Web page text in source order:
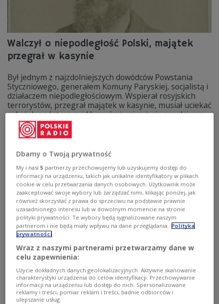
Walczył o niepodległość Polski, majątek
przegrał w kasynie
Był jednym z najzdolniejszych dowódców Powstania
Styczniowego, generałem Komuny Paryskiej, socjalistą i
działaczem niepodległościowym. Wspierał rosyjskich
terrorystów, przegrał majątek w kasynie, musiał uciekać
z dwóch państw przed karą śmierci, a życie zawdzięcza
ciotce Marii Curie-Skłodowskiej. 5 grudnia 1836 roku
urodził się Walery Wróblewski, dla którego
najważniejsze było odzyskanie niepodległości przez
Polskę.
Zobacz więcej na temat:historia Polski
Powstanie Styczniowe
Komuna Paryska Jarosław Dąbrowski
Polska Partia Socjalistyczna
Dbamy o Twoją prywatność
My i nasi5 partnerzy przechowujemy lub uzyskujemy dostęp do
informacji na urządzeniu, takich jak unikalne identyfikatory w plikach
cookie w celu przetwarzania danych osobowych. Użytkownik może
zaakceptować swoje wybory lub zarządzać nimi, klikając poniżej, jak
również skorzystać z prawa do sprzeciwu na podstawie prawnie
uzasadnionego interesu lub w dowolnym momencie na stronie
polityki prywatności. Te wybory będą sygnalizowane naszym
partnerom i nie będą miały wpływu na dane przeglądania. Polityka
prywatności
Wraz z naszymi partnerami przetwarzamy dane w
celu zapewnienia:
Użycie dokładnych danych geolokalizacyjnych. Aktywne skanowanie
charakterystyki urządzenia do celów identyfikacji. Przechowywanie
informacji na urządzeniu lub dostęp do nich. Spersonalizowane
reklamy i treści, pomiar reklam i treści, badnie odbiorców i
ulepszanie usług.